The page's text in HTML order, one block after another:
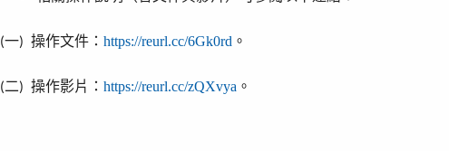
(一)操作文件：https://reurl.cc/6Gk0rd 。
(二)操作影片：https://reurl.cc/zQXvya 。